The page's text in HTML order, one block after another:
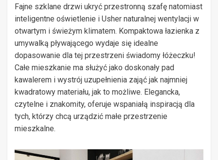
Fajne szklane drzwi ukryć przestronną szafę natomiast
inteligentne oświetlenie i Usher naturalnej wentylacji w
otwartym i świeżym klimatem. Kompaktowa łazienka z
umywalką pływającego wydaje się idealne
dopasowanie dla tej przestrzeni świadomy łóżeczku!
Całe mieszkanie ma służyć jako doskonały pad
kawalerem i wystrój uzupełnienia zająć jak najmniej
kwadratowy materiału, jak to możliwe. Elegancka,
czytelne i znakomity, oferuje wspaniałą inspiracją dla
tych, którzy chcą urządzić małe przestrzenie
mieszkalne.